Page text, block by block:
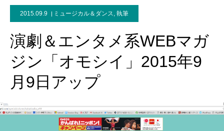
2015.09.9 ミュージカル＆ダンス, 執筆
演劇＆エンタメ系WEBマガ
ジン「オモシイ」2015年9
月9日アップ